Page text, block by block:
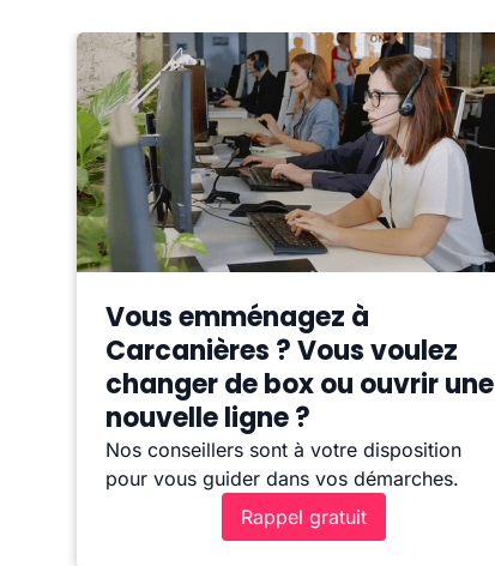
Vous emménagez à
Carcanières ? Vous voulez
changer de box ou ouvrir une
nouvelle ligne ?
Nos conseillers sont à votre disposition
pour vous guider dans vos démarches.
Rappel gratuit